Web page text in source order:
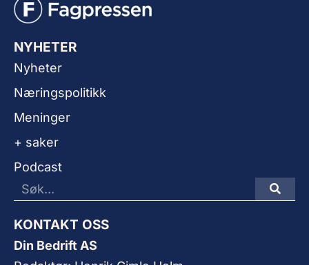
NYHETER
Nyheter
Næringspolitikk
Meninger
+ saker
Podcast
KONTAKT OSS
Din Bedrift AS